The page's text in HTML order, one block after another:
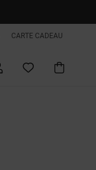
CARTE CADEAU